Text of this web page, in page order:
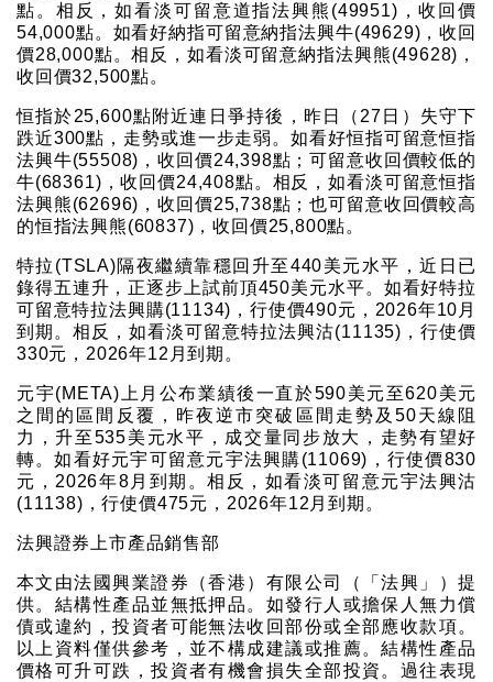
點。相反，如看淡可留意道指法興熊(49951)，收回價
54,000點。如看好納指可留意納指法興牛(49629)，收回
價28,000點。相反，如看淡可留意納指法興熊(49628)，
收回價32,500點。
恒指於25,600點附近連日爭持後，昨日（27日）失守下
跌近300點，走勢或進一步走弱。如看好恒指可留意恒指
法興牛(55508)，收回價24,398點；可留意收回價較低的
牛(68361)，收回價24,408點。相反，如看淡可留意恒指
法興熊(62696)，收回價25,738點；也可留意收回價較高
的恒指法興熊(60837)，收回價25,800點。
特拉(TSLA)隔夜繼續靠穩回升至440美元水平，近日已
錄得五連升，正逐步上試前頂450美元水平。如看好特拉
可留意特拉法興購(11134)，行使價490元，2026年10月
到期。相反，如看淡可留意特拉法興沽(11135)，行使價
330元，2026年12月到期。
元宇(META)上月公布業績後一直於590美元至620美元
之間的區間反覆，昨夜逆市突破區間走勢及50天線阻
力，升至535美元水平，成交量同步放大，走勢有望好
轉。如看好元宇可留意元宇法興購(11069)，行使價830
元，2026年8月到期。相反，如看淡可留意元宇法興沽
(11138)，行使價475元，2026年12月到期。
法興證券上市產品銷售部
本文由法國興業證券（香港）有限公司（「法興」）提
供。結構性產品並無抵押品。如發行人或擔保人無力償
債或違約，投資者可能無法收回部份或全部應收款項。
以上資料僅供參考，並不構成建議或推薦。結構性產品
價格可升可跌，投資者有機會損失全部投資。過往表現